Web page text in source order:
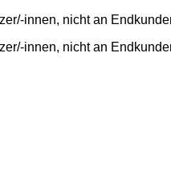
innen, nicht an
innen, nicht an